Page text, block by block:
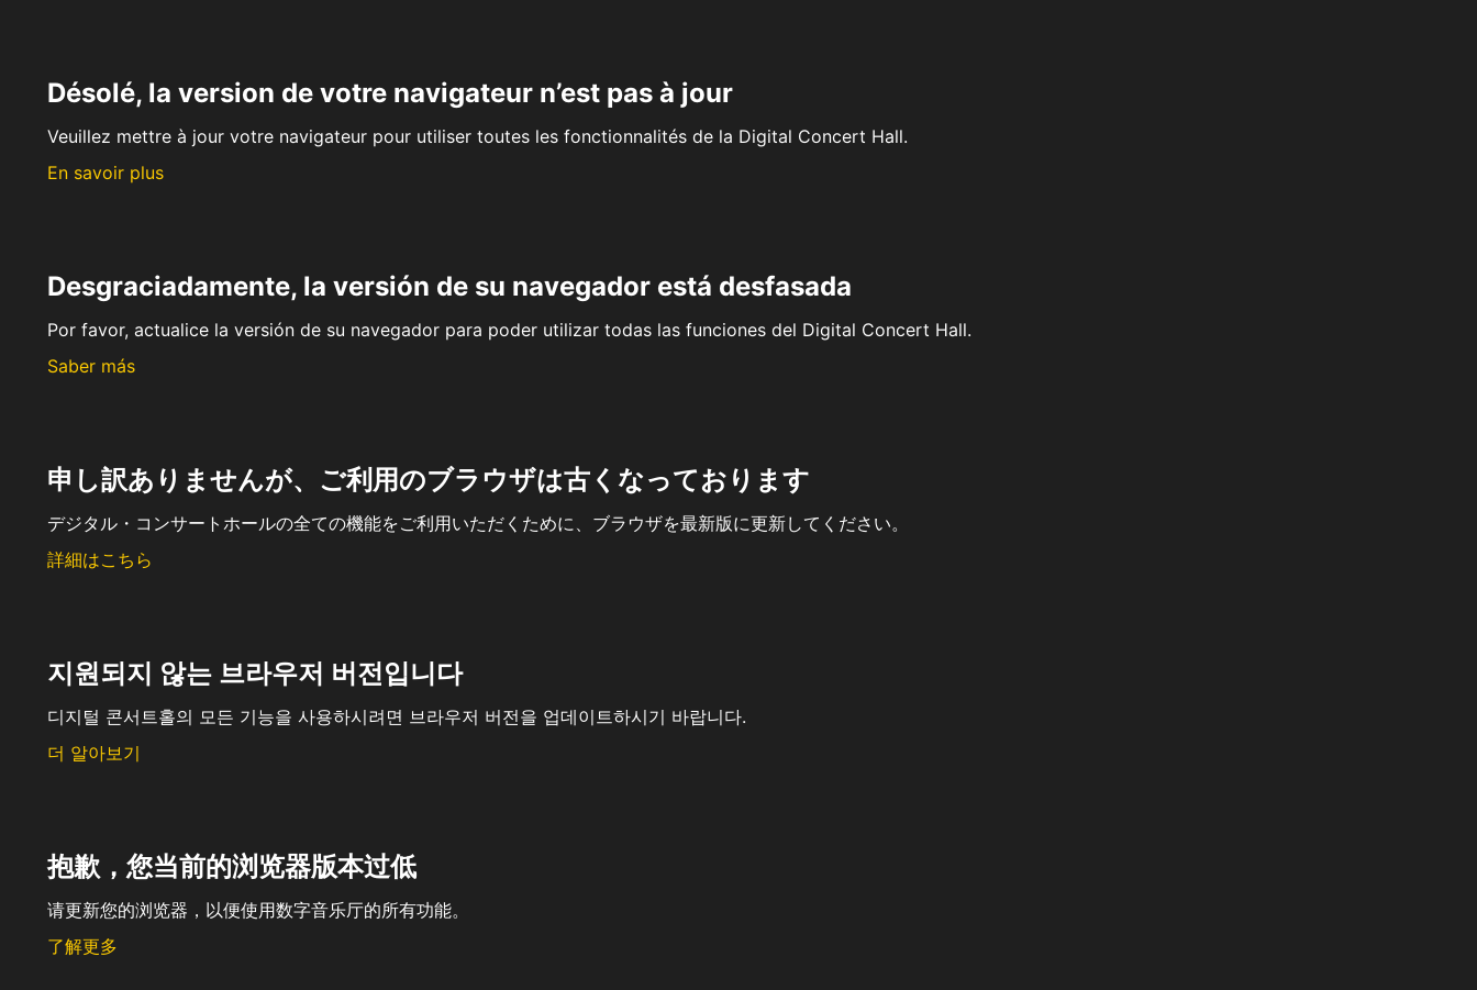
Désolé, la version de votre navigateur n’est pas à jour
Veuillez mettre à jour votre navigateur pour utiliser toutes les fonctionnalités de la Digital Concert Hall.
En savoir plus
Desgraciadamente, la versión de su navegador está desfasada
Por favor, actualice la versión de su navegador para poder utilizar todas las funciones del Digital Concert Hall.
Saber más
申し訳ありませんが、ご利用のブラウザは古くなっております
デジタル・コンサートホールの全ての機能をご利用いただくために、ブラウザを最新版に更新してください。
詳細はこちら
지원되지 않는 브라우저 버전입니다
디지털 콘서트홀의 모든 기능을 사용하시려면 브라우저 버전을 업데이트하시기 바랍니다.
더 알아보기
抱歉，您当前的浏览器版本过低
请更新您的浏览器，以便使用数字音乐厅的所有功能。
了解更多